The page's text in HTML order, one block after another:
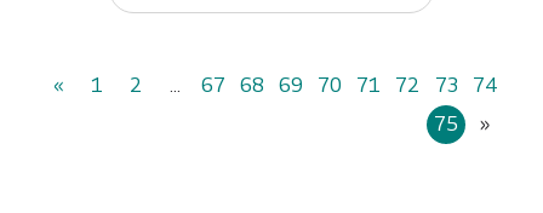
« 1 2 ... 67 68 69 70 71 72 73
74
75
»